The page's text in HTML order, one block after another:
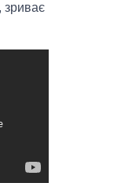
зриває